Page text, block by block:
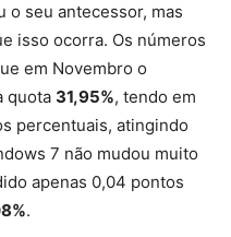
o seu antecessor, mas
isso ocorra. Os números
em Novembro o
quota 31,95%, tendo em
percentuais, atingindo
7 não mudou muito
apenas 0,04 pontos
.